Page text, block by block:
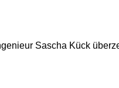
Sascha Kück